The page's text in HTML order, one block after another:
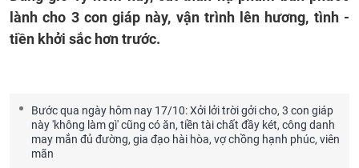
lành cho 3 con giáp này, vận trình lên hương, tình -
tiền khởi sắc hơn trước.
Bước qua ngày hôm nay 17/10: Xởi lởi trời gởi cho, 3 con giáp
này 'không làm gì' cũng có ăn, tiền tài chất đầy két, công danh
may mắn đủ đường, gia đạo hài hòa, vợ chồng hạnh phúc, viên
mãn